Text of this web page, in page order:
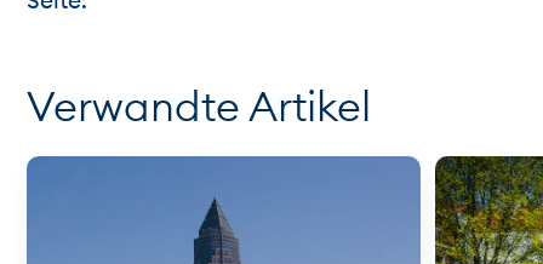
Verwandte Artikel